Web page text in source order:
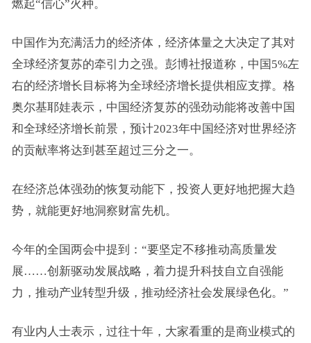
燃起“信心”火种。
中国作为充满活力的经济体，经济体量之大决定了其对
全球经济复苏的牵引力之强。彭博社报道称，中国5%左
右的经济增长目标将为全球经济增长提供相应支撑。格
奥尔基耶娃表示，中国经济复苏的强劲动能将改善中国
和全球经济增长前景，预计2023年中国经济对世界经济
的贡献率将达到甚至超过三分之一。
在经济总体强劲的恢复动能下，投资人更好地把握大趋
势，就能更好地洞察财富先机。
今年的全国两会中提到：“要坚定不移推动高质量发
展……创新驱动发展战略，着力提升科技自立自强能
力，推动产业转型升级，推动经济社会发展绿色化。”
有业内人士表示，过往十年，大家看重的是商业模式的